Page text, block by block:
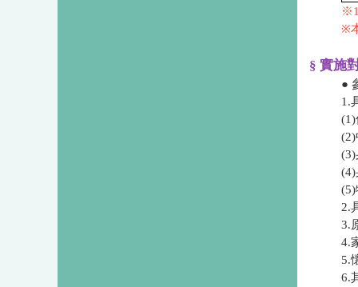
※
§ 實施
●
1.
​(1)
​(2)
​(3)
​(4)
​(5)
2.
3.
4.
5.
6.